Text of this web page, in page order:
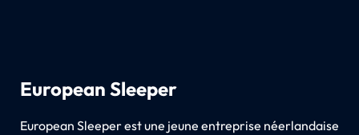
European Sleeper
European Sleeper est une jeune entreprise néerlandaise